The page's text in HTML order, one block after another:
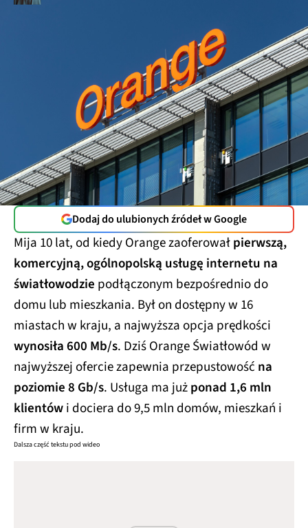
Dodaj do ulubionych źródeł w Google
Mija 10 lat, od kiedy Orange zaoferowałpierwszą,
komercyjną, ogólnopolską usługę internetu na
światłowodzie podłączonym bezpośrednio do
domu lub mieszkania. Był on dostępny w 16
miastach w kraju, a najwyższa opcja prędkości
wynosiła 600 Mb/s. Dziś Orange Światłowód w
najwyższej ofercie zapewnia przepustowość na
poziomie 8 Gb/s. Usługa ma jużponad 1,6 mln
klientówi dociera do 9,5 mln domów, mieszkań i
firm w kraju.
Dalsza część tekstu pod wideo